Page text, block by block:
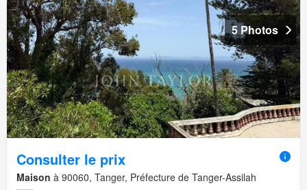
5 Photos
Consulter le prix
Maison à 90060, Tanger, Préfecture de Tanger-Assilah